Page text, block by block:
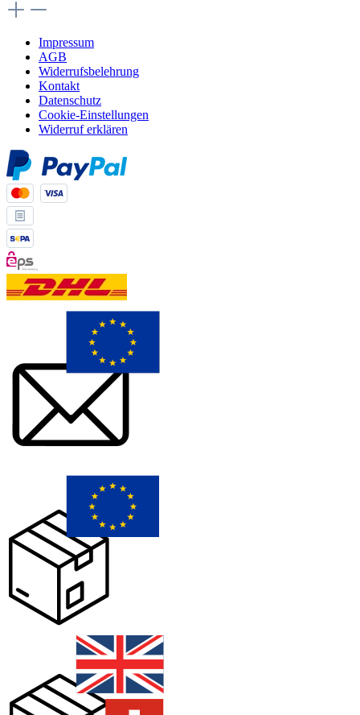
Impressum
AGB
Widerrufsbelehrung
Kontakt
Datenschutz
Cookie-Einstellungen
Widerruf erklären